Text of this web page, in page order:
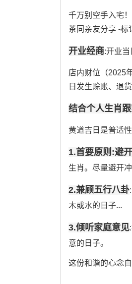
千万别空手入宅
茶同亲友分享 -标
开业经商:开业当
店内财位（2025
日发生赊账、退
结合个人生肖
黄道吉日是普适
1.首要原则:避
生肖。尽量避开
2.兼顾五行八卦
木或水的日子...
3.倾听家庭意见
意的日子。
这份和谐的心念